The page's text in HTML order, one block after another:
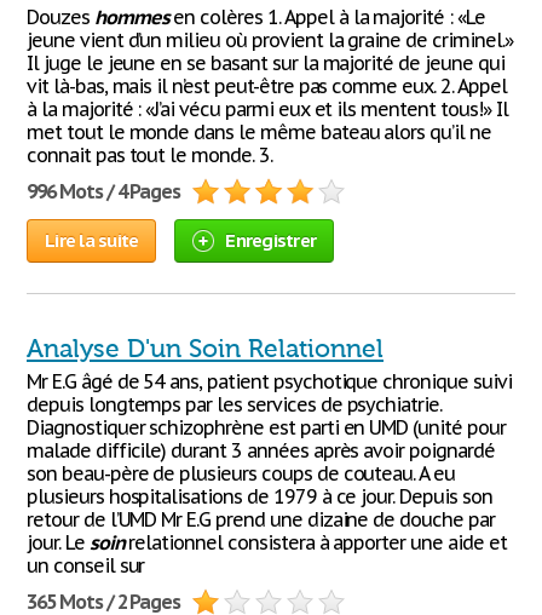
Douzes hommesen colères 1. Appel à la majorité : «Le
jeune vient d’un milieu où provient la graine de criminel.»
Il juge le jeune en se basant sur la majorité de jeune qui
vit là-bas, mais il n’est peut-être pas comme eux. 2. Appel
à la majorité : «J’ai vécu parmi eux et ils mentent tous!» Il
met tout le monde dans le même bateau alors qu’il ne
connait pas tout le monde. 3.
996 Mots / 4 Pages
Lire la suite Enregistrer
Analyse D'un Soin Relationnel
Mr E.G âgé de 54 ans, patient psychotique chronique suivi
depuis longtemps par les services de psychiatrie.
Diagnostiquer schizophrène est parti en UMD (unité pour
malade difficile) durant 3 années après avoir poignardé
son beau-père de plusieurs coups de couteau. A eu
plusieurs hospitalisations de 1979 à ce jour. Depuis son
retour de l’UMD Mr E.G prend une dizaine de douche par
jour. Le soinrelationnel consistera à apporter une aide et
un conseil sur
365 Mots / 2 Pages